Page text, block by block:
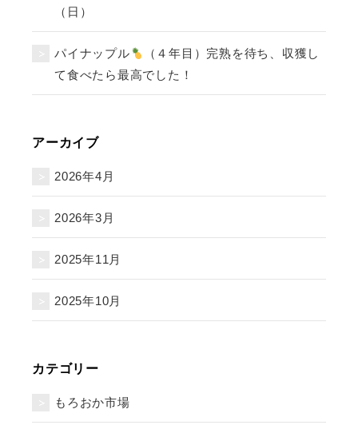
（日）
パイナップル
（４年目）完熟を待ち、収獲し
て食べたら最高でした！
アーカイブ
2026年4月
2026年3月
2025年11月
2025年10月
カテゴリー
もろおか市場